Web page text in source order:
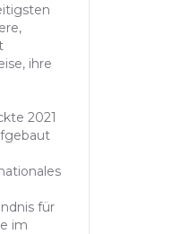
ihre
2021
für
im